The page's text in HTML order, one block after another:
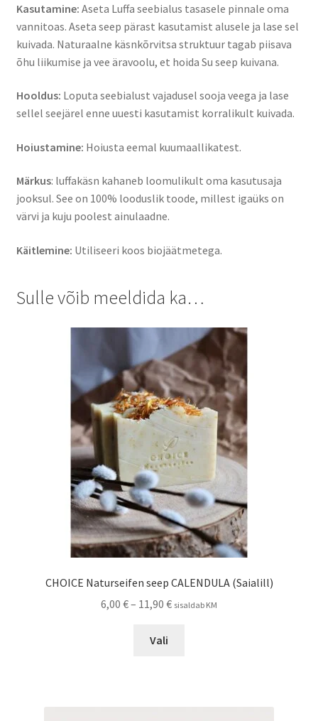
Kasutamine: Aseta Luffa seebialus tasasele pinnale oma
vannitoas. Aseta seep pärast kasutamist alusele ja lase sel
kuivada. Naturaalne käsnkõrvitsa struktuur tagab piisava
õhu liikumise ja vee äravoolu, et hoida Su seep kuivana.
Hooldus: Loputa seebialust vajadusel sooja veega ja lase
sellel seejärel enne uuesti kasutamist korralikult kuivada.
Hoiustamine: Hoiusta eemal kuumaallikatest.
Märkus: luffakäsn kahaneb loomulikult oma kasutusaja
jooksul. See on 100% looduslik toode, millest igaüks on
värvi ja kuju poolest ainulaadne.
Käitlemine: Utiliseeri koos biojäätmetega.
Sulle võib meeldida ka…
CHOICE Naturseifen seep CALENDULA (Saialill)
6,00 €– 11,90 €Hinnavahemik:
sisaldab KM
Vali